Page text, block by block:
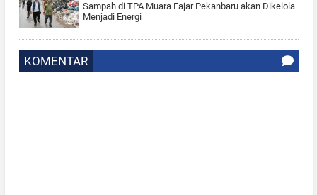
Sampah di TPA Muara Fajar Pekanbaru akan Dikelola
Menjadi Energi
KOMENTAR